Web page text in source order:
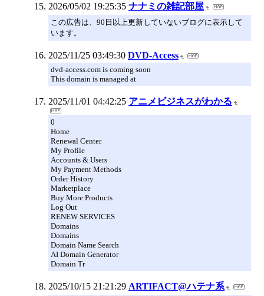
2026/05/02 19:25:35 ナナミの雑記部屋
この広告は、90日以上更新していないブログに表示して
います。
2025/11/25 03:49:30 DVD-Access
dvd-access.com is coming soon
This domain is managed at
2025/11/01 04:42:25 アニメビジネスがわかる
0
Home
Renewal Center
My Profile
Accounts & Users
My Payment Methods
Order History
Marketplace
Buy More Products
Log Out
RENEW SERVICES
Domains
Domains
Domain Name Search
AI Domain Generator
Domain Tr
2025/10/15 21:21:29 ARTIFACT@ハテナ系